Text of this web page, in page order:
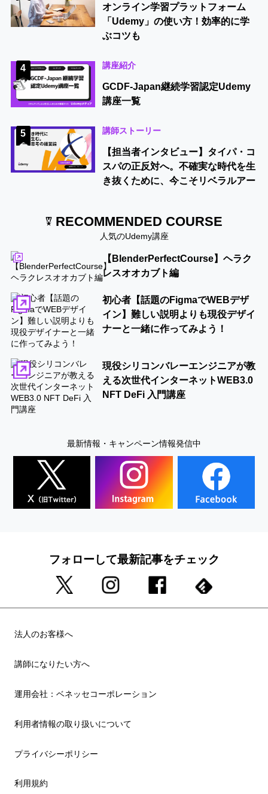
オンライン学習プラットフォーム
「Udemy」の使い方！効率的に学
ぶコツも
4 講座紹介
GCDF-Japan継続学習認定Udemy
講座一覧
5 講師ストーリー
【担当者インタビュー】タイパ・コ
スパの正反対へ。不確実な時代を生
き抜くために、今こそリベラルアー
RECOMMENDED COURSE
人気のUdemy講座
【BlenderPerfectCourse】ヘラク
レスオオカブト編
初心者【話題のFigmaでWEBデザ
イン】難しい説明よりも現役デザイ
ナーと一緒に作ってみよう！
現役シリコンバレーエンジニアが教
える次世代インターネットWEB3.0
NFT DeFi 入門講座
最新情報・キャンペーン情報発信中
フォローして最新記事をチェック
法人のお客様へ
講師になりたい方へ
運用会社：ベネッセコーポレーション
利用者情報の取り扱いについて
プライバシーポリシー
利用規約